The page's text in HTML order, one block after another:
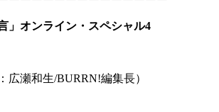
」オンライン・スペシャル4
広瀬和生/BURRN!編集長）